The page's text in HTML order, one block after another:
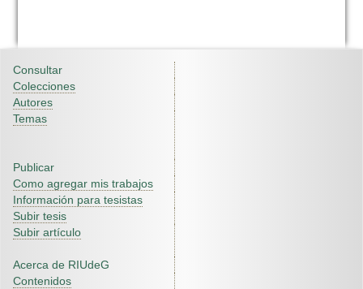
Consultar
Colecciones
Autores
Temas
Publicar
Como agregar mis trabajos
Información para tesistas
Subir tesis
Subir artículo
Acerca de RIUdeG
Contenidos